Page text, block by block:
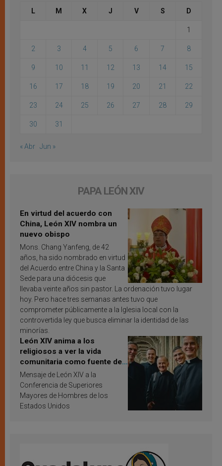
L M X J V S D
1
2 3 4 5 6 7 8
9 10 11 12 13 14 15
16 17 18 19 20 21 22
23 24 25 26 27 28 29
30 31
« Abr Jun »
PAPA LEÓN XIV
En virtud del acuerdo con
China, León XIV nombra un
nuevo obispo
Mons. Chang Yanfeng, de 42
años, ha sido nombrado en virtud
del Acuerdo entre China y la Santa
Sede para una diócesis que
llevaba veinte años sin pastor. La ordenación tuvo lugar
hoy. Pero hace tres semanas antes tuvo que
comprometer públicamente a la Iglesia local con la
controvertida ley que busca eliminar la identidad de las
minorías.
León XIV anima a los
religiosos a ver la vida
comunitaria como fuente de
inspiración y santificación
Mensaje de León XIV a la
Conferencia de Superiores
Mayores de Hombres de los
Estados Unidos